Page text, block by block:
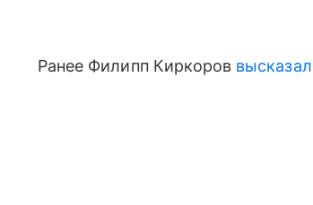
Ранее Филипп Киркоров